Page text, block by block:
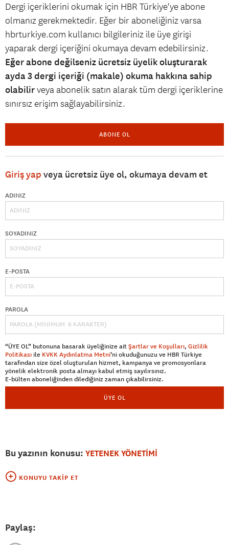
Dergi içeriklerini okumak için HBR Türkiye'ye abone
olmanız gerekmektedir. Eğer bir aboneliğiniz varsa
hbrturkiye.com kullanıcı bilgileriniz ile üye girişi
yaparak dergi içeriğini okumaya devam edebilirsiniz.
Eğer abone değilseniz ücretsiz üyelik oluşturarak
ayda 3 dergi içeriği (makale) okuma hakkına sahip
olabilirveya abonelik satın alarak tüm dergi içeriklerine
sınırsız erişim sağlayabilirsiniz.
ABONE OL
Giriş yap veya ücretsiz üye ol, okumaya devam et
ADINIZ
SOYADINIZ
E-POSTA
PAROLA
“ÜYE OL” butonuna basarak üyeliğinize aitŞartlar ve Koşulları, Gizlilik
Politikası ile KVKK Aydınlatma Metni’ni okuduğunuzu ve HBR Türkiye
tarafından size özel oluşturulan hizmet, kampanya ve promosyonlara
yönelik elektronik posta almayı kabul etmiş sayılırsınız.
E-bülten aboneliğinden dilediğiniz zaman çıkabilirsiniz.
ÜYE OL
Bu yazının konusu: YETENEK YÖNETİMİ
KONUYU TAKIP ET
Paylaş: